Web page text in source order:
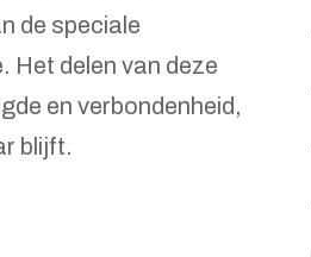
de speciale
Het delen van deze
en verbondenheid,
blijft.